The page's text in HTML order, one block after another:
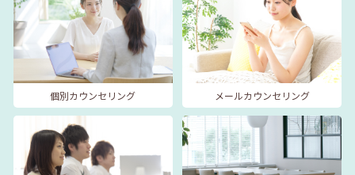
個別カウンセリング メールカウンセリング